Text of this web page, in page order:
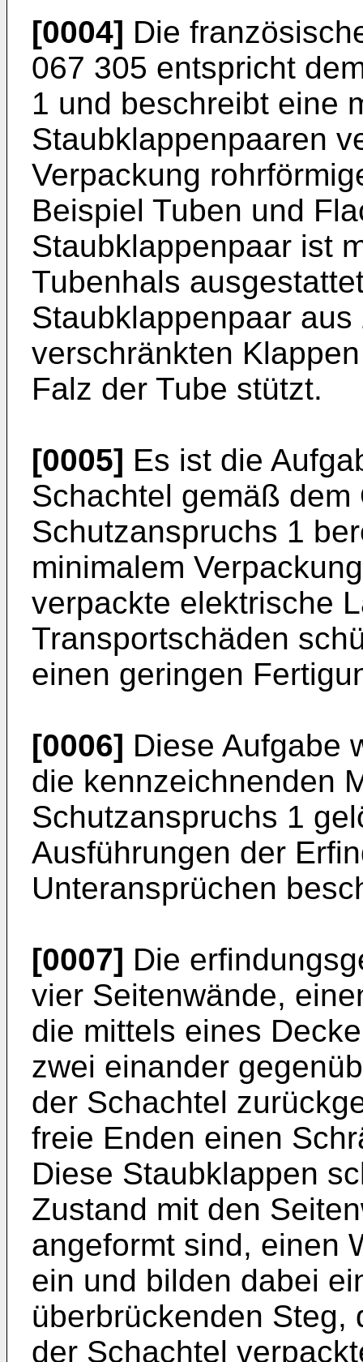
[0004] Die
067 305 entspricht
1 und beschreibt eine
Staubklappenpaaren
Verpackung
Beispiel Tuben und
Staubklappenpaar ist
Tubenhals
Staubklappenpaar
verschränkten
Falz der Tube stützt.
[0005] Es ist die
Schachtel gemäß dem
Schutzanspruchs 1
minimalem
verpackte elektrische
Transportschäden
einen geringen
[0006] Diese Aufgabe
die kennzeichnenden
Schutzanspruchs 1
Ausführungen der
Unteransprüchen
[0007] Die
vier Seitenwände,
die mittels eines
zwei einander
der Schachtel
freie Enden einen
Diese Staubklappen
Zustand mit den
angeformt sind, einen
ein und bilden dabei
überbrückenden Steg,
der Schachtel